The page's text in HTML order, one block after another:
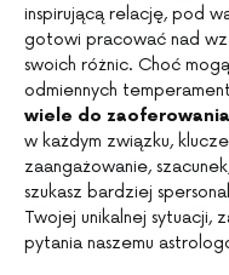
inspirującą relację, pod
gotowi pracować nad
swoich różnic. Choć
odmiennych
wiele do
w każdym związku,
zaangażowanie,
szukasz bardziej
Twojej unikalnej sytuacji,
pytania naszemu